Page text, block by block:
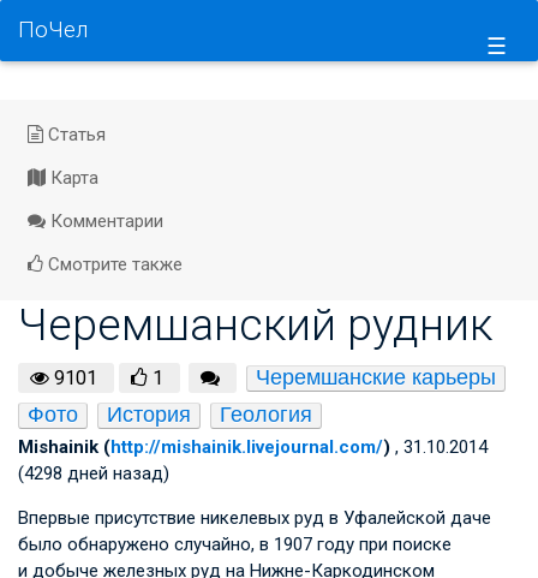
☰
ПоЧел
Статья
Карта
Комментарии
Смотрите также
Черемшанский рудник
9101 1
Черемшанские карьеры
Фото
История Геология
Mishainik (http://mishainik.livejournal.com/) , 31.10.2014
(4298 дней назад)
Впервые присутствие никелевых руд в Уфалейской даче
было обнаружено случайно, в 1907 году при поиске
и добыче железных руд на Нижне-Каркодинском